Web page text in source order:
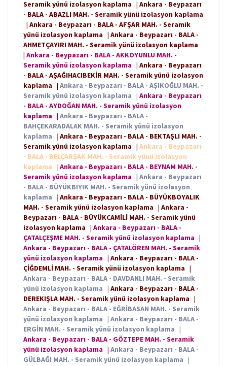
Seramik yünü izolasyon kaplama | Ankara - Beypazarı
- BALA - ABAZLI MAH. - Seramik yünü izolasyon kaplama
| Ankara - Beypazarı - BALA - AFŞAR MAH. - Seramik
yünü izolasyon kaplama | Ankara - Beypazarı - BALA -
AHMETÇAYIRI MAH. - Seramik yünü izolasyon kaplama
| Ankara - Beypazarı - BALA - AKKOYUNLU MAH. -
Seramik yünü izolasyon kaplama | Ankara - Beypazarı
- BALA - AŞAĞIHACIBEKİR MAH. - Seramik yünü izolasyon
kaplama | Ankara - Beypazarı - BALA - AŞIKOĞLU MAH. -
Seramik yünü izolasyon kaplama | Ankara - Beypazarı
- BALA - AYDOĞAN MAH. - Seramik yünü izolasyon
kaplama | Ankara - Beypazarı - BALA -
BAHÇEKARADALAK MAH. - Seramik yünü izolasyon
kaplama | Ankara - Beypazarı - BALA - BEKTAŞLI MAH. -
Seramik yünü izolasyon kaplama | Ankara - Beypazarı
- BALA - BELÇARŞAK MAH. - Seramik yünü izolasyon
kaplama
| Ankara - Beypazarı - BALA - BEYNAM MAH. -
Seramik yünü izolasyon kaplama | Ankara - Beypazarı
- BALA - BÜYÜKBIYIK MAH. - Seramik yünü izolasyon
kaplama | Ankara - Beypazarı - BALA - BÜYÜKBOYALIK
MAH. - Seramik yünü izolasyon kaplama | Ankara -
Beypazarı - BALA - BÜYÜKCAMİLİ MAH. - Seramik yünü
izolasyon kaplama | Ankara - Beypazarı - BALA -
ÇATALÇEŞME MAH. - Seramik yünü izolasyon kaplama |
Ankara - Beypazarı - BALA - ÇATALÖREN MAH. - Seramik
yünü izolasyon kaplama | Ankara - Beypazarı - BALA -
ÇİĞDEMLİ MAH. - Seramik yünü izolasyon kaplama |
Ankara - Beypazarı - BALA - DAVDANLI MAH. - Seramik
yünü izolasyon kaplama | Ankara - Beypazarı - BALA -
DEREKIŞLA MAH. - Seramik yünü izolasyon kaplama |
Ankara - Beypazarı - BALA - EĞRİBASAN MAH. - Seramik
yünü izolasyon kaplama | Ankara - Beypazarı - BALA -
ERGİN MAH. - Seramik yünü izolasyon kaplama |
Ankara - Beypazarı - BALA - GÖZTEPE MAH. - Seramik
yünü izolasyon kaplama | Ankara - Beypazarı - BALA -
GÜLBAĞI MAH. - Seramik yünü izolasyon kaplama |